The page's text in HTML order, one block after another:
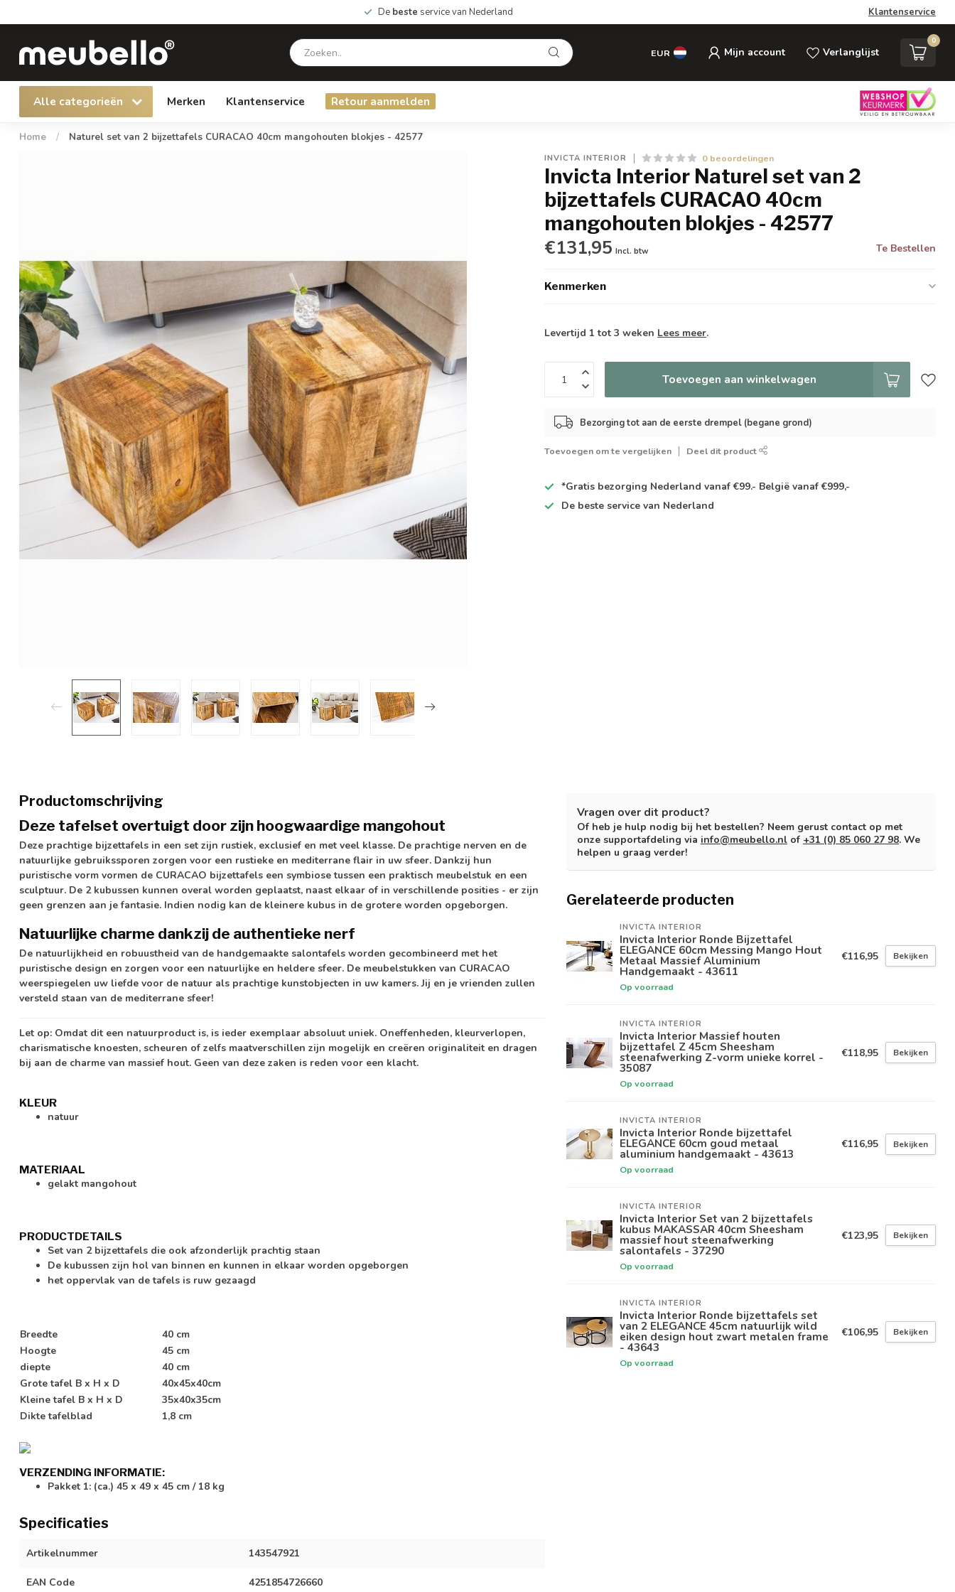
De beste service van Nederland Klantenservice
EUR Mijn account Verlanglijst
0
Alle categorieën Merken Klantenservice Retour aanmelden
Home / Naturel set van 2 bijzettafels CURACAO 40cm mangohouten blokjes - 42577
INVICTA INTERIOR 0 beoordelingen
Invicta Interior Naturel set van 2
bijzettafels CURACAO 40cm
mangohouten blokjes - 42577
€131,95 Incl. btw Te Bestellen
Kenmerken
Levertijd 1 tot 3 weken Lees meer.
Toevoegen aan winkelwagen
Bezorging tot aan de eerste drempel (begane grond)
Toevoegen om te vergelijken Deel dit product
*Gratis bezorging Nederland vanaf €99.- België vanaf €999,-
De beste service van Nederland
Productomschrijving
Deze tafelset overtuigt door zijn hoogwaardige mangohout
Deze prachtige bijzettafels in een set zijn rustiek, exclusief en met veel klasse. De prachtige nerven en de
natuurlijke gebruikssporen zorgen voor een rustieke en mediterrane flair in uw sfeer. Dankzij hun
puristische vorm vormen de CURACAO bijzettafels een symbiose tussen een praktisch meubelstuk en een
sculptuur. De 2 kubussen kunnen overal worden geplaatst, naast elkaar of in verschillende posities - er zijn
geen grenzen aan je fantasie. Indien nodig kan de kleinere kubus in de grotere worden opgeborgen.
Natuurlijke charme dankzij de authentieke nerf
De natuurlijkheid en robuustheid van de handgemaakte salontafels worden gecombineerd met het
puristische design en zorgen voor een natuurlijke en heldere sfeer. De meubelstukken van CURACAO
weerspiegelen uw liefde voor de natuur als prachtige kunstobjecten in uw kamers. Jij en je vrienden zullen
versteld staan van de mediterrane sfeer!
Let op: Omdat dit een natuurproduct is, is ieder exemplaar absoluut uniek. Oneffenheden, kleurverlopen,
charismatische knoesten, scheuren of zelfs maatverschillen zijn mogelijk en creëren originaliteit en dragen
bij aan de charme van massief hout. Geen van deze zaken is reden voor een klacht.
KLEUR
natuur
MATERIAAL
gelakt mangohout
PRODUCTDETAILS
Set van 2 bijzettafels die ook afzonderlijk prachtig staan
De kubussen zijn hol van binnen en kunnen in elkaar worden opgeborgen
het oppervlak van de tafels is ruw gezaagd
Breedte
40 cm
Hoogte
45 cm
diepte
40 cm
Grote tafel B x H x D
40x45x40cm
Kleine tafel B x H x D
35x40x35cm
Dikte tafelblad
1,8 cm
VERZENDING INFORMATIE:
Pakket 1: (ca.) 45 x 49 x 45 cm / 18 kg
Specificaties
Artikelnummer 143547921
EAN Code 4251854726660
Vragen over dit product?
Of heb je hulp nodig bij het bestellen? Neem gerust contact op met
onze supportafdeling via info@meubello.nl of +31 (0) 85 060 27 98. We
helpen u graag verder!
Gerelateerde producten
INVICTA INTERIOR
Invicta Interior Ronde Bijzettafel
ELEGANCE 60cm Messing Mango Hout
Metaal Massief Aluminium
Handgemaakt - 43611
Op voorraad
€116,95 Bekijken
INVICTA INTERIOR
Invicta Interior Massief houten
bijzettafel Z 45cm Sheesham
steenafwerking Z-vorm unieke korrel -
35087
Op voorraad
€118,95 Bekijken
INVICTA INTERIOR
Invicta Interior Ronde bijzettafel
ELEGANCE 60cm goud metaal
aluminium handgemaakt - 43613
Op voorraad
€116,95 Bekijken
INVICTA INTERIOR
Invicta Interior Set van 2 bijzettafels
kubus MAKASSAR 40cm Sheesham
massief hout steenafwerking
salontafels - 37290
Op voorraad
€123,95 Bekijken
INVICTA INTERIOR
Invicta Interior Ronde bijzettafels set
van 2 ELEGANCE 45cm natuurlijk wild
eiken design hout zwart metalen frame
- 43643
Op voorraad
€106,95 Bekijken